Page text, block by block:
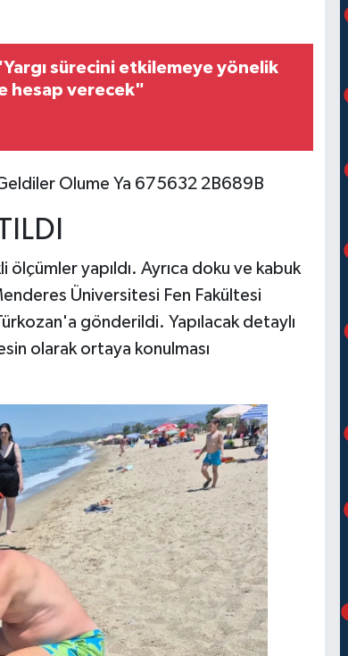
sürecini etkilemeye yönelik
hesap verecek"
yapıldı. Ayrıca doku ve kabuk
Üniversitesi Fen Fakültesi
gönderildi. Yapılacak detaylı
olarak ortaya konulması